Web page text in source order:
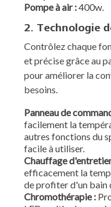
Pompe à air :400w.
2. Technologie
Contrôlez chaque
et précise grâce au
pour améliorer la
besoins.
Panneau de
facilement la
autres fonctions du
facile à utiliser.
Chauffage
efficacement la
de profiter d'un bain
Chromothérapie :